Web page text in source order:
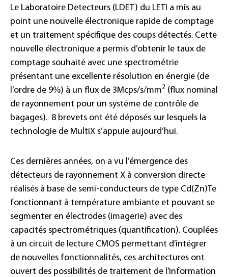
Le Laboratoire Detecteurs (LDET) du LETI a mis au
point une nouvelle électronique rapide de comptage
et un traitement spécifique des coups détectés. Cette
nouvelle électronique a permis d’obtenir le taux de
comptage souhaité avec une spectrométrie
présentant une excellente résolution en énergie (de
l’ordre de 9%) à un flux de 3Mcps/s/mm2 (flux nominal
de rayonnement pour un système de contrôle de
bagages). 8 brevets ont été déposés sur lesquels la
technologie de MultiX s’appuie aujourd’hui.
Ces dernières années, on a vu l’émergence des
détecteurs de rayonnement X à conversion directe
réalisés à base de semi-conducteurs de type Cd(Zn)Te
fonctionnant à température ambiante et pouvant se
segmenter en électrodes (imagerie) avec des
capacités spectrométriques (quantification). Couplées
à un circuit de lecture CMOS permettant d’intégrer
de nouvelles fonctionnalités, ces architectures ont
ouvert des possibilités de traitement de l’information